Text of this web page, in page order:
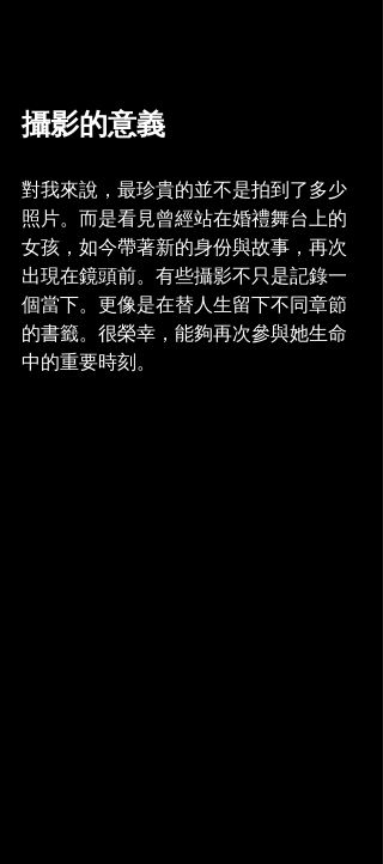
攝影的意義
對我來說，最珍貴的並不是拍到了多少
照片。而是看見曾經站在婚禮舞台上的
女孩，如今帶著新的身份與故事，再次
出現在鏡頭前。有些攝影不只是記錄一
個當下。更像是在替人生留下不同章節
的書籤。很榮幸，能夠再次參與她生命
中的重要時刻。